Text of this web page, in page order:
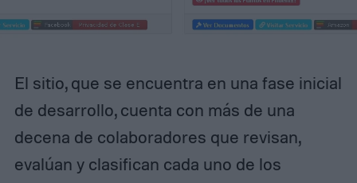
El sitio, que se encuentra en una fase inicial
de desarrollo, cuenta con más de una
decena de colaboradores que revisan,
evalúan y clasifican cada uno de los